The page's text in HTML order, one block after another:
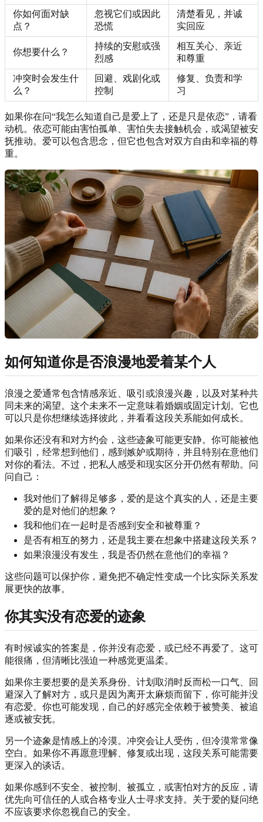
你如何面对缺
点？
忽视它们或因此
恐慌
清楚看见，并诚
实回应
你想要什么？
持续的安慰或强
烈感
相互关心、亲近
和尊重
冲突时会发生什
么？
回避、戏剧化或
控制
修复、负责和学
习
如果你在问“我怎么知道自己是爱上了，还是只是依恋”，请看
动机。依恋可能由害怕孤单、害怕失去接触机会，或渴望被安
抚推动。爱可以包含思念，但它也包含对双方自由和幸福的尊
重。
如何知道你是否浪漫地爱着某个人
浪漫之爱通常包含情感亲近、吸引或浪漫兴趣，以及对某种共
同未来的渴望。这个未来不一定意味着婚姻或固定计划。它也
可以只是你想继续选择彼此，并看看这段关系能如何成长。
如果你还没有和对方约会，这些迹象可能更安静。你可能被他
们吸引，经常想到他们，感到嫉妒或期待，并且特别在意他们
对你的看法。不过，把私人感受和现实区分开仍然有帮助。问
问自己：
我对他们了解得足够多，爱的是这个真实的人，还是主要
爱的是对他们的想象？
我和他们在一起时是否感到安全和被尊重？
是否有相互的努力，还是我主要在想象中搭建这段关系？
如果浪漫没有发生，我是否仍然在意他们的幸福？
这些问题可以保护你，避免把不确定性变成一个比实际关系发
展更快的故事。
你其实没有恋爱的迹象
有时候诚实的答案是，你并没有恋爱，或已经不再爱了。这可
能很痛，但清晰比强迫一种感觉更温柔。
如果你主要想要的是关系身份、计划取消时反而松一口气、回
避深入了解对方，或只是因为离开太麻烦而留下，你可能并没
有恋爱。你也可能发现，自己的好感完全依赖于被赞美、被追
逐或被安抚。
另一个迹象是情感上的冷漠。冲突会让人受伤，但冷漠常常像
空白。如果你不再愿意理解、修复或出现，这段关系可能需要
更深入的谈话。
如果你感到不安全、被控制、被孤立，或害怕对方的反应，请
优先向可信任的人或合格专业人士寻求支持。关于爱的疑问绝
不应该要求你忽视自己的安全。